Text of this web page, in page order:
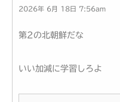
2026年 6月 18日 7:56am
第2の北朝鮮だな
いい加減に学習しろよ